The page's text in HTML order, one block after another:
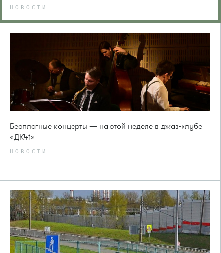
НОВОСТИ
Бесплатные концерты — на этой неделе в джаз-клубе
«ДК41»
НОВОСТИ